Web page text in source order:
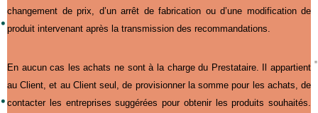
changement de prix, d’un arrêt de fabrication ou d’une modification de
produit intervenant après la transmission des recommandations.
En aucun cas les achats ne sont à la charge du Prestataire. Il appartient
au Client, et au Client seul, de provisionner la somme pour les achats, de
contacter les entreprises suggérées pour obtenir les produits souhaités.